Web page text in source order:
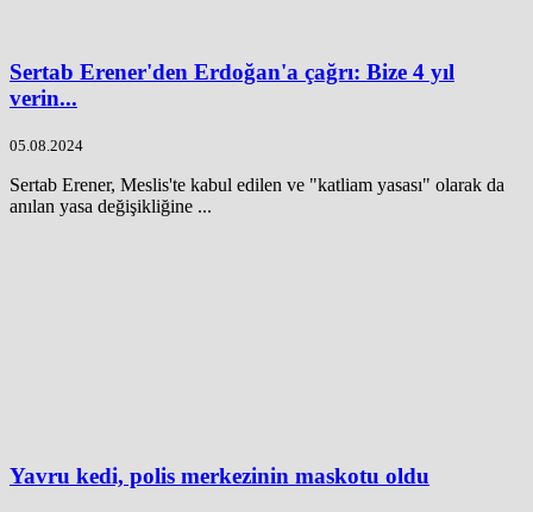
Sertab Erener'den Erdoğan'a çağrı: Bize 4 yıl
verin...
05.08.2024
Sertab Erener, Meslis'te kabul edilen ve "katliam yasası" olarak da
anılan yasa değişikliğine ...
Yavru kedi, polis merkezinin maskotu oldu